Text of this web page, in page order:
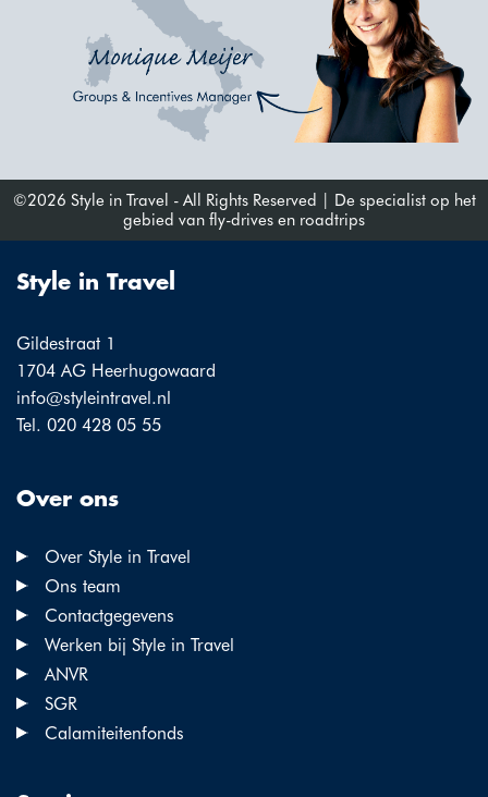
©2026 Style in Travel - All Rights Reserved | De specialist op het
gebied van fly-drives en roadtrips
Style in Travel
Gildestraat 1
1704 AG Heerhugowaard
info@styleintravel.nl
Tel. 020 428 05 55
Over ons
Over Style in Travel
Ons team
Contactgegevens
Werken bij Style in Travel
ANVR
SGR
Calamiteitenfonds